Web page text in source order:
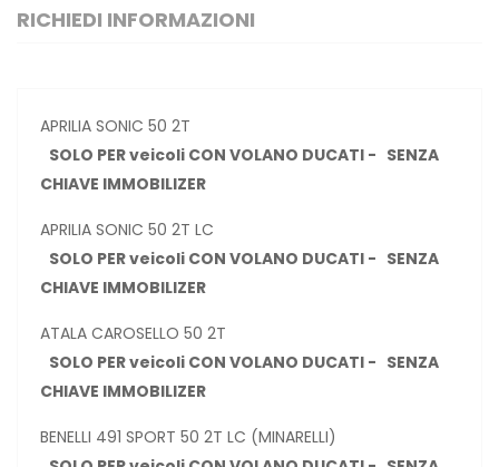
RICHIEDI INFORMAZIONI
APRILIA SONIC 50 2T
SOLO PER veicoli CON VOLANO DUCATI - SENZA
CHIAVE IMMOBILIZER
APRILIA SONIC 50 2T LC
SOLO PER veicoli CON VOLANO DUCATI - SENZA
CHIAVE IMMOBILIZER
ATALA CAROSELLO 50 2T
SOLO PER veicoli CON VOLANO DUCATI - SENZA
CHIAVE IMMOBILIZER
BENELLI 491 SPORT 50 2T LC (MINARELLI)